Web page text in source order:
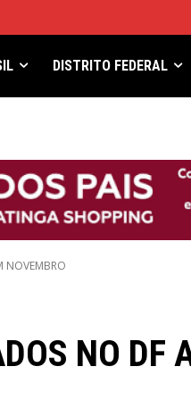
DISTRITO FEDERAL
NOVEMBRO
NO DF